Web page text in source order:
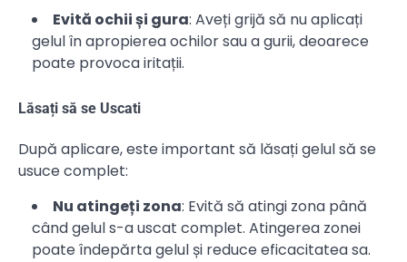
Evită ochii și gura: Aveți grijă să nu aplicați
gelul în apropierea ochilor sau a gurii, deoarece
poate provoca iritații.
Lăsați să se Uscati
După aplicare, este important să lăsați gelul să se
usuce complet:
Nu atingeți zona: Evită să atingi zona până
când gelul s-a uscat complet. Atingerea zonei
poate îndepărta gelul și reduce eficacitatea sa.